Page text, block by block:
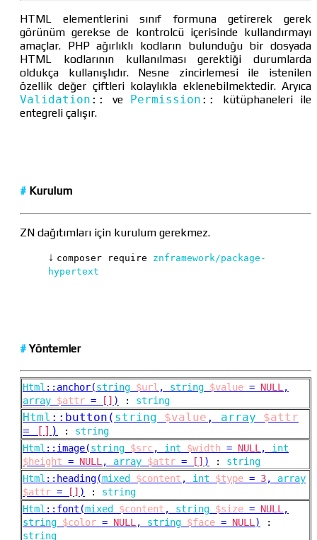
HTML elementlerini sınıf formuna getirerek gerek
görünüm gerekse de kontrolcü içerisinde kullandırmayı
amaçlar. PHP ağırlıklı kodların bulunduğu bir dosyada
HTML kodlarının kullanılması gerektiği durumlarda
oldukça kullanışlıdır. Nesne zincirlemesi ile istenilen
özellik değer çiftleri kolaylıkla eklenebilmektedir. Aryıca
Validation :: ve Permission ::
kütüphaneleri ile
entegreli çalışır.
# Kurulum
ZN dağıtımları için kurulum gerekmez.
↓ composer require znframework/package-
hypertext
#Yöntemler
Html :: anchor(string $url , string $value = NULL,
array $attr = [] ) : string
Html :: button( string $value , array
$attr
=
[] ) : string
Html :: image(string $src , int $width = NULL, int
$height = NULL, array $attr = [] ) : string
Html :: heading(mixed $content , int $type = 3, array
$attr = [] ) : string
Html :: font(mixed $content , string $size = NULL,
string $color = NULL, string $face = NULL)
:
string